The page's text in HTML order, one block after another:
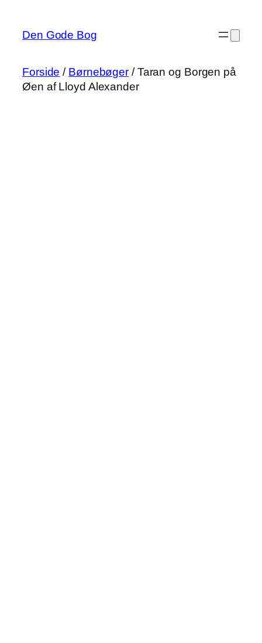
indhold
Den Gode Bog
Forside / Børnebøger / Taran og Borgen på
Øen af Lloyd Alexander